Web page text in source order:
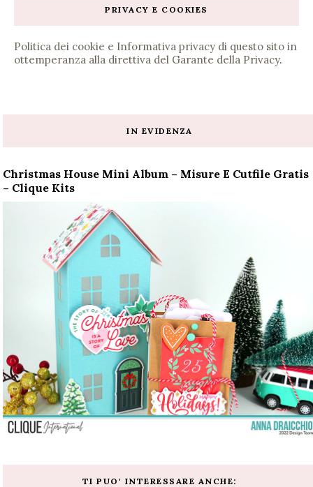
PRIVACY E COOKIES
Politica dei cookie e Informativa privacy di questo sito in
ottemperanza alla direttiva del Garante della Privacy.
IN EVIDENZA
Christmas House Mini Album – Misure E Cutfile Gratis
– Clique Kits
TI PUO' INTERESSARE ANCHE: